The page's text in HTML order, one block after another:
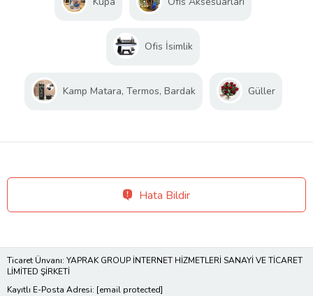
Ofis İsimlik
Kamp Matara, Termos, Bardak Güller
Hata Bildir
Ticaret Ünvanı: YAPRAK GROUP İNTERNET HİZMETLERİ SANAYİ VE TİCARET
LİMİTED ŞİRKETİ
Kayıtlı E-Posta Adresi: [email protected]